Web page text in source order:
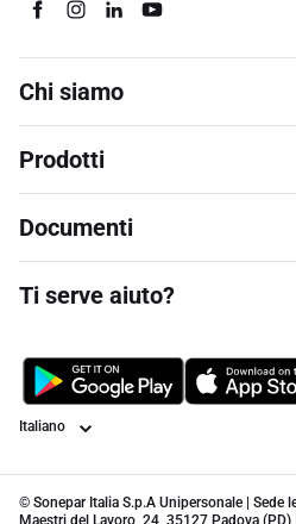
Chi siamo
Prodotti
Documenti
Ti serve aiuto?
Lingua
© Sonepar Italia S.p.A Unipersonale | Sede
Maestri del Lavoro, 24, 35127 Padova